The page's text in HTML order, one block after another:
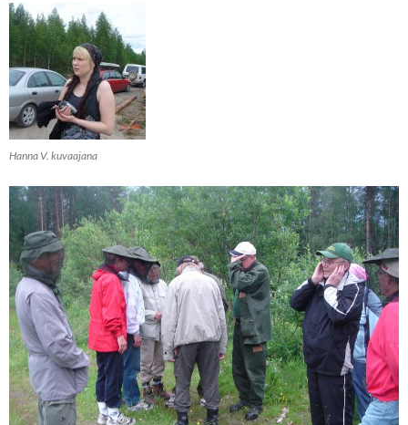
Hanna V. kuvaajana